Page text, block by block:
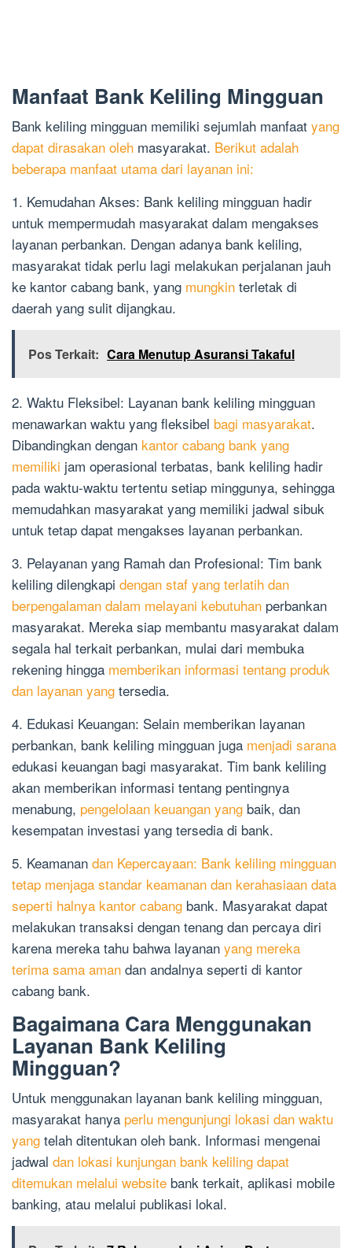
Manfaat Bank Keliling Mingguan
Bank keliling mingguan memiliki sejumlah manfaat yang
dapat dirasakan oleh masyarakat. Berikut adalah
beberapa manfaat utama dari layanan ini:
1. Kemudahan Akses: Bank keliling mingguan hadir
untuk mempermudah masyarakat dalam mengakses
layanan perbankan. Dengan adanya bank keliling,
masyarakat tidak perlu lagi melakukan perjalanan jauh
ke kantor cabang bank, yang mungkin terletak di
daerah yang sulit dijangkau.
Pos Terkait: Cara Menutup Asuransi Takaful
2. Waktu Fleksibel: Layanan bank keliling mingguan
menawarkan waktu yang fleksibel bagi masyarakat.
Dibandingkan dengan kantor cabang bank yang
memiliki jam operasional terbatas, bank keliling hadir
pada waktu-waktu tertentu setiap minggunya, sehingga
memudahkan masyarakat yang memiliki jadwal sibuk
untuk tetap dapat mengakses layanan perbankan.
3. Pelayanan yang Ramah dan Profesional: Tim bank
keliling dilengkapi dengan staf yang terlatih dan
berpengalaman dalam melayani kebutuhan perbankan
masyarakat. Mereka siap membantu masyarakat dalam
segala hal terkait perbankan, mulai dari membuka
rekening hingga memberikan informasi tentang produk
dan layanan yang tersedia.
4. Edukasi Keuangan: Selain memberikan layanan
perbankan, bank keliling mingguan juga menjadi sarana
edukasi keuangan bagi masyarakat. Tim bank keliling
akan memberikan informasi tentang pentingnya
menabung, pengelolaan keuangan yang baik, dan
kesempatan investasi yang tersedia di bank.
5. Keamanan dan Kepercayaan: Bank keliling mingguan
tetap menjaga standar keamanan dan kerahasiaan data
seperti halnya kantor cabang bank. Masyarakat dapat
melakukan transaksi dengan tenang dan percaya diri
karena mereka tahu bahwa layanan yang mereka
terima sama aman dan andalnya seperti di kantor
cabang bank.
Bagaimana Cara Menggunakan
Layanan Bank Keliling
Mingguan?
Untuk menggunakan layanan bank keliling mingguan,
masyarakat hanya perlu mengunjungi lokasi dan waktu
yang telah ditentukan oleh bank. Informasi mengenai
jadwal dan lokasi kunjungan bank keliling dapat
ditemukan melalui website bank terkait, aplikasi mobile
banking, atau melalui publikasi lokal.